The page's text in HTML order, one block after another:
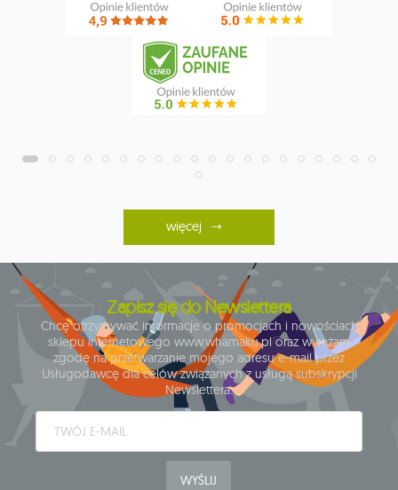
więcej
Zapisz się do Newslettera
Chcę otrzymywać informacje o promocjach i nowościach
sklepu internetowego www.whamaku.pl oraz wyrażam
zgodę na przetwarzanie mojego adresu e-mail przez
Usługodawcę dla celów związanych z usługą subskrypcji
Newslettera.
WYŚLIJ